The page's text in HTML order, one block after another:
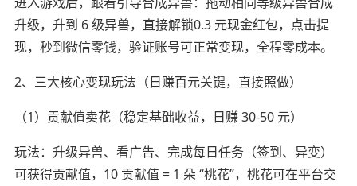
升级，升到 6 级异兽，直接解锁0.3 元现金红包，点击提
现，秒到微信零钱，验证账号可正常变现，全程零成本。
2、三大核心变现玩法（日赚百元关键，直接照做）
（1）贡献值卖花（稳定基础收益，日赚 30-50 元）
玩法：升级异兽、看广告、完成每日任务（签到、异变）
可获得贡献值，10 贡献值 = 1 朵 “桃花”，桃花可在平台交